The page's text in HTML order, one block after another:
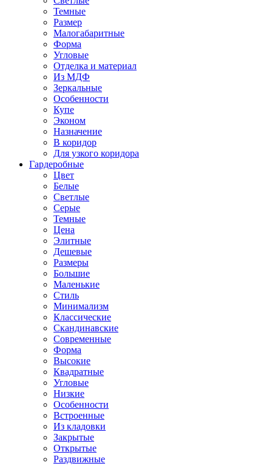
Темные
Размер
Малогабаритные
Форма
Угловые
Отделка и материал
Из МДФ
Зеркальные
Особенности
Купе
Эконом
Назначение
В коридор
Для узкого коридора
Гардеробные
Цвет
Белые
Светлые
Серые
Темные
Цена
Элитные
Дешевые
Размеры
Большие
Маленькие
Стиль
Минимализм
Классические
Скандинавские
Современные
Форма
Высокие
Квадратные
Угловые
Низкие
Особенности
Встроенные
Из кладовки
Закрытые
Открытые
Раздвижные